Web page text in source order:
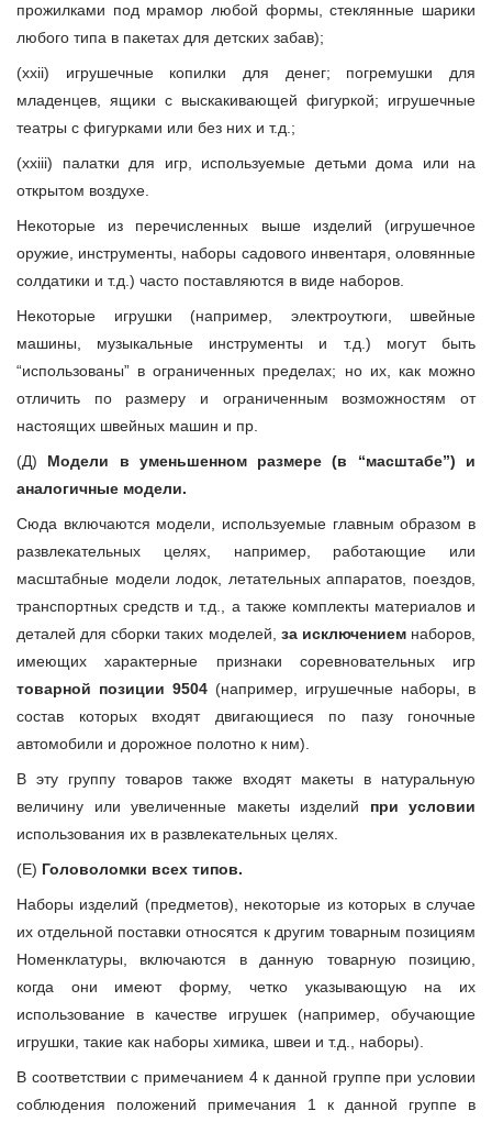
прожилками под мрамор любой формы, стеклянные шарики
любого типа в пакетах для детских забав);
(xxii) игрушечные копилки для денег; погремушки для
младенцев, ящики с выскакивающей фигуркой; игрушечные
театры с фигурками или без них и т.д.;
(xxiii) палатки для игр, используемые детьми дома или на
открытом воздухе.
Некоторые из перечисленных выше изделий (игрушечное
оружие, инструменты, наборы садового инвентаря, оловянные
солдатики и т.д.) часто поставляются в виде наборов.
Некоторые игрушки (например, электроутюги, швейные
машины, музыкальные инструменты и т.д.) могут быть
“использованы” в ограниченных пределах; но их, как можно
отличить по размеру и ограниченным возможностям от
настоящих швейных машин и пр.
(Д) Модели в уменьшенном размере (в “масштабе”) и
аналогичные модели.
Сюда включаются модели, используемые главным образом в
развлекательных целях, например, работающие или
масштабные модели лодок, летательных аппаратов, поездов,
транспортных средств и т.д., а также комплекты материалов и
деталей для сборки таких моделей, за исключением наборов,
имеющих характерные признаки соревновательных игр
товарной позиции 9504 (например, игрушечные наборы, в
состав которых входят двигающиеся по пазу гоночные
автомобили и дорожное полотно к ним).
В эту группу товаров также входят макеты в натуральную
величину или увеличенные макеты изделий при условии
использования их в развлекательных целях.
(Е) Головоломки всех типов.
Наборы изделий (предметов), некоторые из которых в случае
их отдельной поставки относятся к другим товарным позициям
Номенклатуры, включаются в данную товарную позицию,
когда они имеют форму, четко указывающую на их
использование в качестве игрушек (например, обучающие
игрушки, такие как наборы химика, швеи и т.д., наборы).
В соответствии с примечанием 4 к данной группе при условии
соблюдения положений примечания 1 к данной группе в